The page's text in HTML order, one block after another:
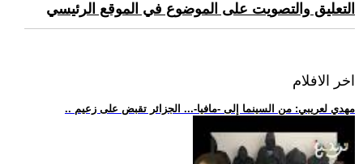
التعليق والتصويت على الموضوع في الموقع الرئيسي
اخر الافلام
.. مهدي لعريبي: من السينما إلى -مافيا-... الجزائر تقبض على زعيم